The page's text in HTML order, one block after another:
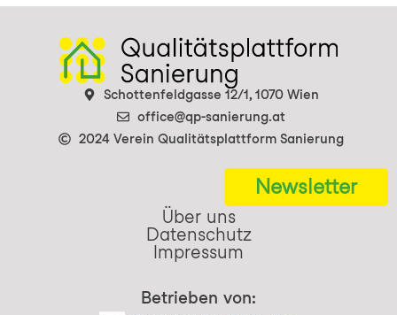
Schottenfeldgasse 12/1, 1070 Wien
office@qp-sanierung.at
2024 Verein Qualitätsplattform Sanierung
Newsletter
Über uns
Datenschutz
Impressum
Betrieben von: